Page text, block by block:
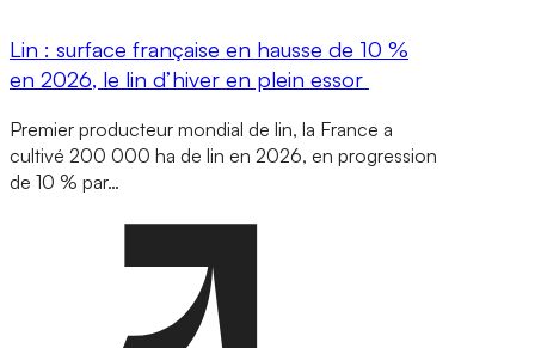
Lin : surface française en hausse de 10 %
en 2026, le lin d’hiver en plein essor
Premier producteur mondial de lin, la France a
cultivé 200 000 ha de lin en 2026, en progression
de 10 % par…